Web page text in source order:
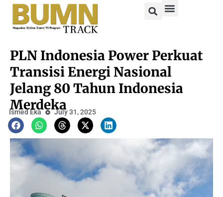
PLN Indonesia Power Perkuat
Transisi Energi Nasional
Jelang 80 Tahun Indonesia
Merdeka
Ismed Eka July 31, 2025